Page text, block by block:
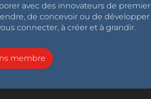
avec des innovateurs de premier
de concevoir ou de développer
connecter, à créer et à grandir.
membre